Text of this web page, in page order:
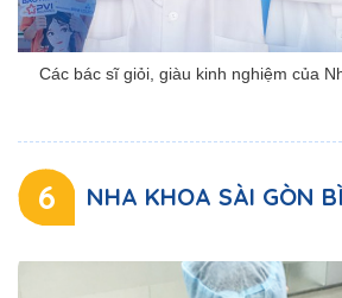
Các bác sĩ giỏi, giàu kinh nghiệm của
6 NHA KHOA SÀI GÒN